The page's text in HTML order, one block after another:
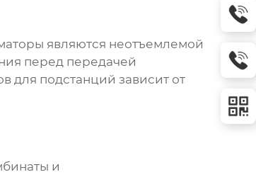
являются неотъемлемой
перед передачей
для подстанций зависит от
и